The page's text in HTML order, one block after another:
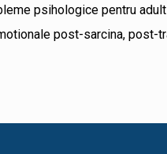
psihologice pentru
post-sarcina, post-